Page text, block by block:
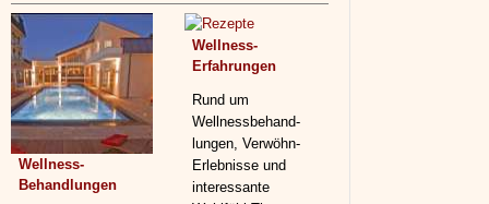
Wellness-
Behandlungen
Wellness-
Erfahrungen
Rund um
Wellnessbehand­
lungen, Verwöhn-
Erlebnisse und
interessante